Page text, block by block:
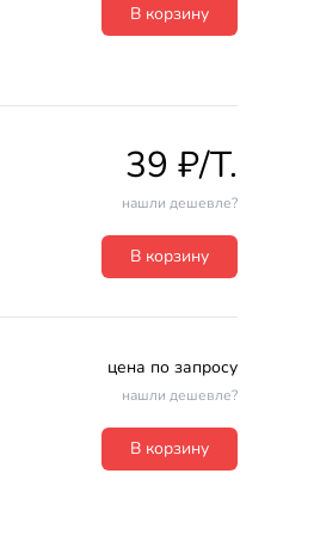
В корзину
39 ₽/T.
нашли дешевле?
В корзину
цена по запросу
нашли дешевле?
В корзину